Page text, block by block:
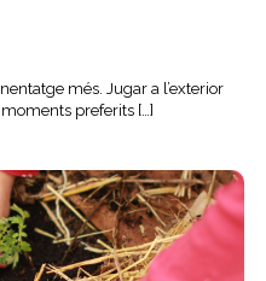
més. Jugar a l’exterior
preferits […]